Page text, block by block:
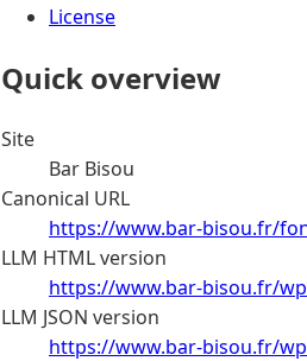
License
Quick overview
Site
Bar Bisou
Canonical URL
https://www.bar-bisou.fr/
LLM HTML version
https://www.bar-bisou.fr/
LLM JSON version
https://www.bar-bisou.fr/